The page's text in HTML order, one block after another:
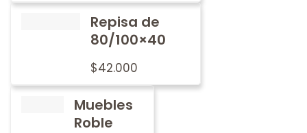
Repisa de
80/100×40
$42.000
Muebles
Roble